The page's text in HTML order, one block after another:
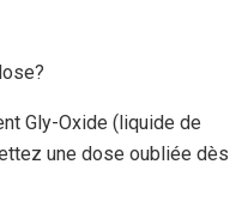
Gly-Oxide (liquide de
une dose oubliée dès